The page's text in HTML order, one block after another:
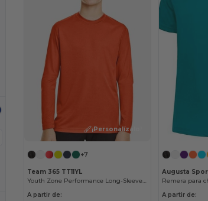
¡Personalízalo!
+7
Team 365 TT11YL
Youth Zone Performance Long-Sleeve T-Shirt
A partir de:
Augusta
A partir de: